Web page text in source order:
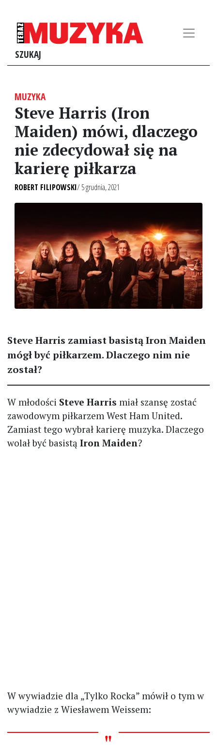
SZUKAJ
MUZYKA
Steve Harris (Iron
Maiden) mówi, dlaczego
nie zdecydował się na
karierę piłkarza
ROBERT FILIPOWSKI/ 5 grudnia, 2021
Steve Harris zamiast basistą Iron Maiden
mógł być piłkarzem. Dlaczego nim nie
został?
W młodości Steve Harris miał szansę zostać
zawodowym piłkarzem West Ham United.
Zamiast tego wybrał karierę muzyka. Dlaczego
wolał być basistą Iron Maiden?
W wywiadzie dla „Tylko Rocka” mówił o tym w
wywiadzie z Wiesławem Weissem: